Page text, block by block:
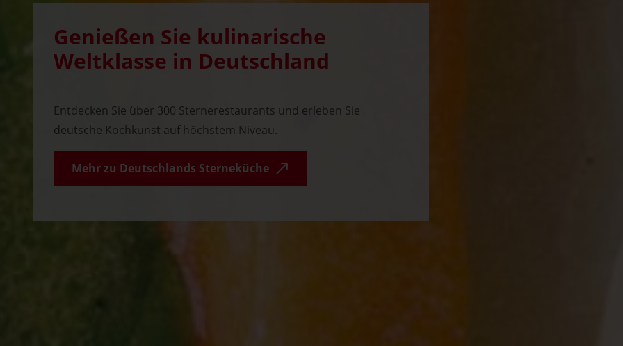
Genießen Sie kulinarische
Weltklasse in Deutschland
Entdecken Sie über 300 Sternerestaurants und erleben Sie
deutsche Kochkunst auf höchstem Niveau.
Mehr zu Deutschlands Sterneküche